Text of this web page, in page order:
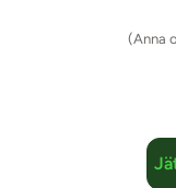
Ranne- ja
polyesterillä
(Anna